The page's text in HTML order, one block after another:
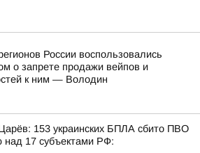
России воспользовались
о запрете продажи вейпов и
к ним — Володин
153 украинских БПЛА сбито ПВО
над 17 субъектами РФ: